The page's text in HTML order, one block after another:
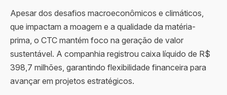
Apesar dos desafios macroeconômicos e climáticos,
que impactam a moagem e a qualidade da matéria-
prima, o CTC mantém foco na geração de valor
sustentável. A companhia registrou caixa líquido de R$
398,7 milhões, garantindo flexibilidade financeira para
avançar em projetos estratégicos.